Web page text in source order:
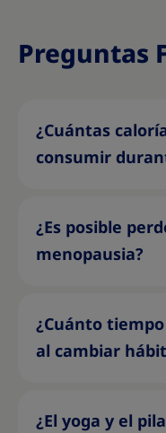
Preguntas
¿Cuántas
consumir
¿Es posible
menopausia?
¿Cuánto
al cambiar
¿El yoga y el